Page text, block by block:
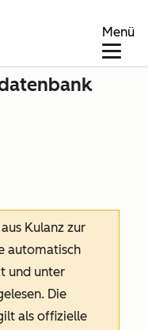
Menü
Kulanz zur
automatisch
und unter
Die
als offizielle